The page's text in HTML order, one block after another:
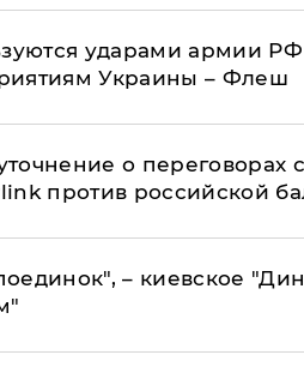
ударами армии
Украины – Флеш
о переговорах
против российской
– киевское